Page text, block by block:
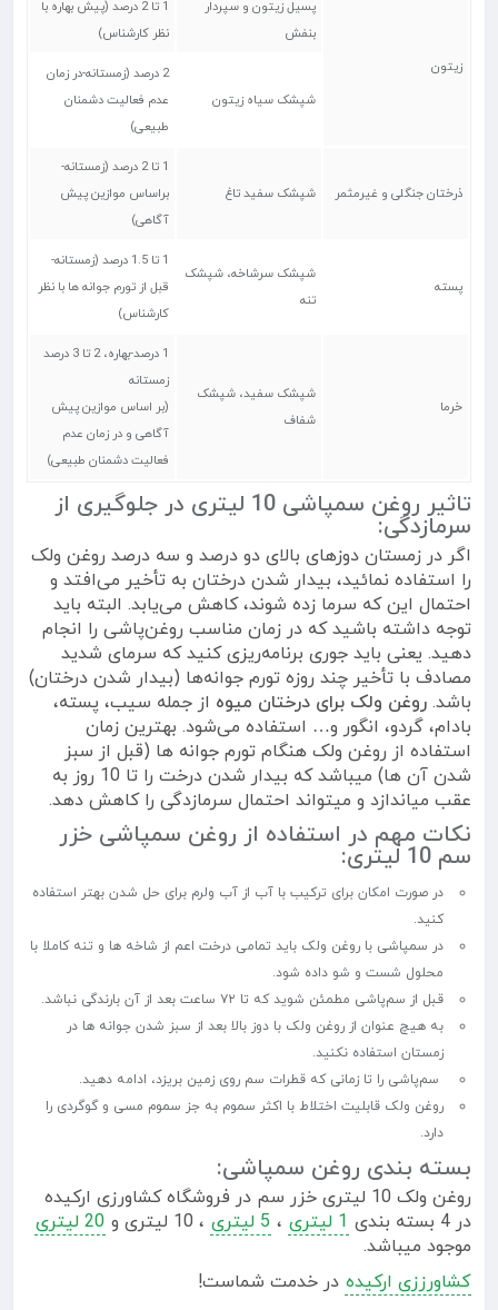
زیتون
پسیل زیتون و سپردار
بنفش
1 تا 2 درصد (پیش بهاره با
نظر کارشناس)
شپشک سیاه زیتون
2 درصد (زمستانه-در زمان
عدم فعالیت دشمنان
طبیعی)
ذرختان جنگلی و غیرمثمر شپشک سفید تاغ
1 تا 2 درصد (زمستانه-
براساس موازین پیش
آگاهی)
پسته
شپشک سرشاخه، شپشک
تنه
1 تا 1.5 درصد (زمستانه-
قبل از تورم جوانه ها با نظر
کارشناس)
خرما
شپشک سفید، شپشک
شفاف
1 درصد-بهاره، 2 تا 3 درصد
زمستانه
(بر اساس موازین پیش
آگاهی و در زمان عدم
فعالیت دشمنان طبیعی)
تاثیر روغن سمپاشی 10 لیتری در جلوگیری از
سرمازدگی:
اگر در زمستان دوزهای بالای دو درصد و سه درصد روغن ولک
را استفاده نمائید، بیدار شدن درختان به تأخیر می‌افتد و
احتمال این که سرما زده شوند، کاهش می‌یابد. البته باید
توجه داشته باشید که در زمان مناسب روغن‌پاشی را انجام
دهید. یعنی باید جوری برنامه‌ریزی کنید که سرمای شدید
مصادف با تأخیر چند روزه تورم جوانه‌ها (بیدار شدن درختان)
باشد. روغن ولک برای درختان میوه از جمله سیب، پسته،
بادام، گردو، انگور و… استفاده می‌شود. بهترین زمان
استفاده از روغن ولک هنگام تورم جوانه ها (قبل از سبز
شدن آن ها) میباشد که بیدار شدن درخت را تا 10 روز به
عقب میاندازد و میتواند احتمال سرمازدگی را کاهش دهد.
نکات مهم در استفاده از روغن سمپاشی خزر
سم 10 لیتری:
در صورت امکان برای ترکیب با آب از آب ولرم برای حل شدن بهتر استفاده
کنید.
در سمپاشی با روغن ولک باید تمامی درخت اعم از شاخه ها و تنه کاملا با
محلول شست و شو داده شود.
قبل از سم‌پاشی مطمئن شوید که تا ۷۲ ساعت بعد از آن بارندگی نباشد.
به هیچ عنوان از روغن ولک با دوز بالا بعد از سبز شدن جوانه ها در
زمستان استفاده نکنید.
سم‌پاشی را تا زمانی که قطرات سم روی زمین بریزد، ادامه دهید.
روغن ولک قابلیت اختلاط با اکثر سموم به جز سموم مسی و گوگردی را
دارد.
بسته بندی روغن سمپاشی:
روغن ولک 10 لیتری خزر سم در فروشگاه کشاورزی ارکیده
در 4 بسته بندی
1 لیتری ، 5 لیتری ، 10 لیتری و
20 لیتری
موجود میباشد.
کشاورززی ارکیده در خدمت شماست!